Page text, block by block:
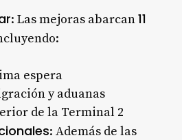
: Las mejoras abarcan11
espera
y aduanas
de la Terminal 2
: Además de las